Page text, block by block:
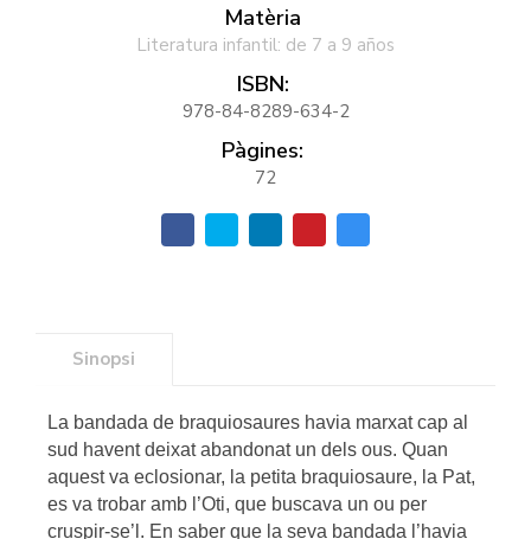
Matèria
Literatura infantil: de 7 a 9 años
ISBN:
978-84-8289-634-2
Pàgines:
72
Sinopsi
La bandada de braquiosaures havia marxat cap al
sud havent deixat abandonat un dels ous. Quan
aquest va eclosionar, la petita braquiosaure, la Pat,
es va trobar amb l’Oti, que buscava un ou per
cruspir-se’l. En saber que la seva bandada l’havia